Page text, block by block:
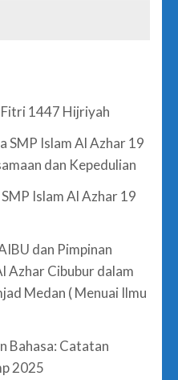
1447 Hijriyah
SMP Islam Al Azhar 19
dan Kepedulian
Islam Al Azhar 19
dan Pimpinan
Azhar Cibubur dalam
Medan ( Menuai Ilmu
Bahasa: Catatan
2025